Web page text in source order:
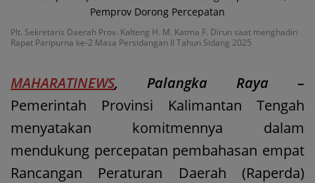
Plt. Sekretaris Daerah Prov. Kalteng H. M. Katma F. Dirun saat menghadiri
Rapat Paripurna ke-2 Masa Persidangan II Tahun Sidang 2025
MAHARATINEWS, Palangka Raya –
Pemerintah Provinsi Kalimantan Tengah
menyatakan komitmennya dalam
mendukung percepatan pembahasan empat
Rancangan Peraturan Daerah (Raperda)